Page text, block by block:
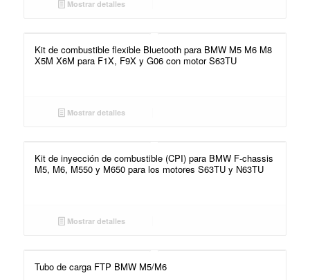
Mostrar detalles
Kit de combustible flexible Bluetooth para BMW M5 M6 M8
X5M X6M para F1X, F9X y G06 con motor S63TU
Mostrar detalles
Kit de inyección de combustible (CPI) para BMW F-chassis
M5, M6, M550 y M650 para los motores S63TU y N63TU
Mostrar detalles
Tubo de carga FTP BMW M5/M6